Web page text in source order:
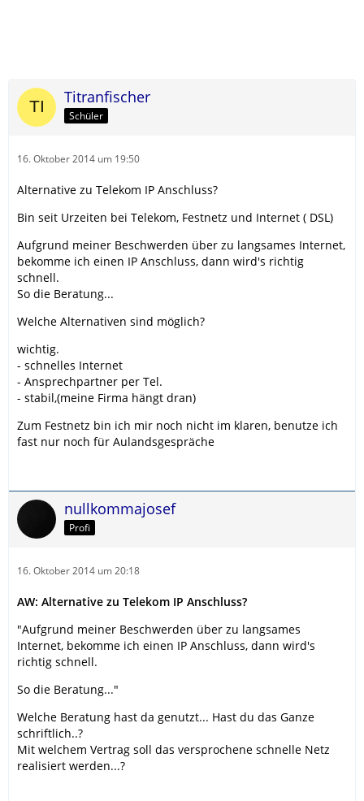
Titranfischer
Schüler
16. Oktober 2014 um 19:50
Alternative zu Telekom IP Anschluss?
Bin seit Urzeiten bei Telekom, Festnetz und Internet ( DSL)
Aufgrund meiner Beschwerden über zu langsames Internet,
bekomme ich einen IP Anschluss, dann wird's richtig
schnell.
So die Beratung...
Welche Alternativen sind möglich?
wichtig.
- schnelles Internet
- Ansprechpartner per Tel.
- stabil,(meine Firma hängt dran)
Zum Festnetz bin ich mir noch nicht im klaren, benutze ich
fast nur noch für Aulandsgespräche
nullkommajosef
Profi
16. Oktober 2014 um 20:18
AW: Alternative zu Telekom IP Anschluss?
"Aufgrund meiner Beschwerden über zu langsames
Internet, bekomme ich einen IP Anschluss, dann wird's
richtig schnell.
So die Beratung..."
Welche Beratung hast da genutzt... Hast du das Ganze
schriftlich..?
Mit welchem Vertrag soll das versprochene schnelle Netz
realisiert werden...?